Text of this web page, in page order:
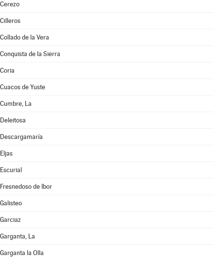
Cerezo
Cilleros
Collado de la Vera
Conquista de la Sierra
Coria
Cuacos de Yuste
Cumbre, La
Deleitosa
Descargamaría
Eljas
Escurial
Fresnedoso de Ibor
Galisteo
Garciaz
Garganta, La
Garganta la Olla